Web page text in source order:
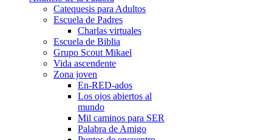
Catequesis para Adultos
Escuela de Padres
Charlas virtuales
Escuela de Biblia
Grupo Scout Mikael
Vida ascendente
Zona joven
En-RED-ados
Los ojos abiertos al
mundo
Mil caminos para SER
Palabra de Amigo